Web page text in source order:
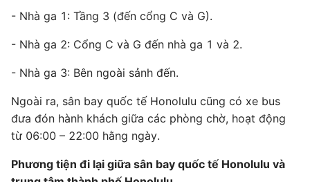
- Nhà ga 1: Tầng 3 (đến cổng C và G).
- Nhà ga 2: Cổng C và G đến nhà ga 1 và 2.
- Nhà ga 3: Bên ngoài sảnh đến.
Ngoài ra, sân bay quốc tế Honolulu cũng có xe bus
đưa đón hành khách giữa các phòng chờ, hoạt động
từ 06:00 – 22:00 hằng ngày.
Phương tiện đi lại giữa sân bay quốc tế Honolulu và